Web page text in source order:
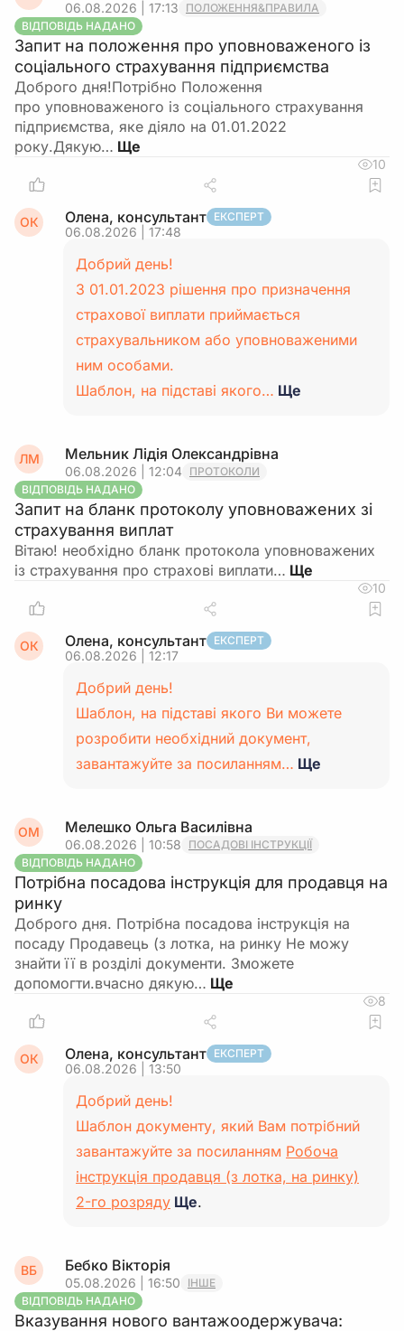
06.08.2026 | 17:13
ПОЛОЖЕННЯ&ПРАВИЛА
ВІДПОВІДЬ НАДАНО
Запит на положення про уповноваженого із
соціального страхування підприємства
Доброго дня!Потрібно Положення
про уповноваженого із соціального страхування
підприємства, яке діяло на 01.01.2022
року.Дякую…
10
ОК Олена, консультант ЕКСПЕРТ
06.08.2026 | 17:48
Добрий день!
З 01.01.2023 рішення про призначення
страхової виплати приймається
страхувальником або уповноваженими
ним особами.
Шаблон, на підставі якого… Ще
ЛМ Мельник Лідія Олександрівна
06.08.2026 | 12:04 ПРОТОКОЛИ
ВІДПОВІДЬ НАДАНО
Запит на бланк протоколу уповноважених зі
страхування виплат
Вітаю! необхідно бланк протокола уповноважених
із страхування про страхові виплати…
10
ОК Олена, консультант ЕКСПЕРТ
06.08.2026 | 12:17
Добрий день!
Шаблон, на підставі якого Ви можете
розробити необхідний документ,
завантажуйте за посиланням… Ще
ОМ Мелешко Ольга Василівна
06.08.2026 | 10:58
ПОСАДОВІ ІНСТРУКЦІЇ
ВІДПОВІДЬ НАДАНО
Потрібна посадова інструкція для продавця на
ринку
Доброго дня. Потрібна посадова інструкція на
посаду Продавець (з лотка, на ринку Не можу
знайти її в розділі документи. Зможете
допомогти.вчасно дякую…
8
ОК Олена, консультант ЕКСПЕРТ
06.08.2026 | 13:50
Добрий день!
Шаблон документу, який Вам потрібний
завантажуйте за посиланням Робоча
інструкція продавця (з лотка, на ринку)
2-го розряду Ще.
ВБ Бебко Вікторія
05.08.2026 | 16:50
ІНШЕ
ВІДПОВІДЬ НАДАНО
Вказування нового вантажоодержувача: